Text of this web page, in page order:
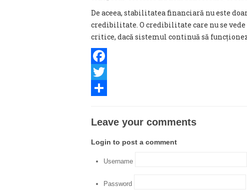
De aceea, stabilitatea financiară nu este
credibilitate. O credibilitate care nu se
critice, dacă sistemul continuă să
Facebook
Twitter
Leave your comments
Login to post a comment
Username
Password